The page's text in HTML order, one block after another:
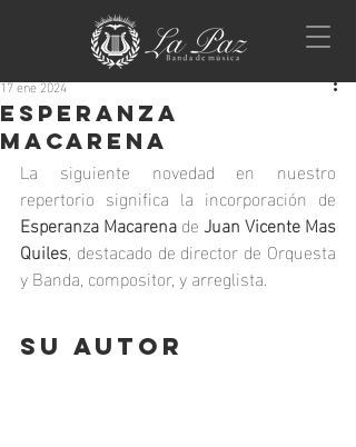
esperanza
Macarena
17 ene 2024
La siguiente novedad en nuestro
Esperanza Macarena de Juan Vicente Mas
Quiles, destacado de director de Orquesta
y Banda, compositor, y arreglista.
SU AUTOR